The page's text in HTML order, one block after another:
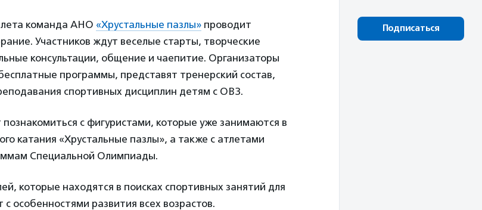
команда АНО «Хрустальные пазлы» проводит
Участников ждут веселые старты, творческие
консультации, общение и чаепитие. Организаторы
программы, представят тренерский состав,
спортивных дисциплин детям с ОВЗ.
познакомиться с фигуристами, которые уже занимаются в
катания «Хрустальные пазлы», а также с атлетами
Специальной Олимпиады.
которые находятся в поисках спортивных занятий для
особенностями развития всех возрастов.
Подписаться